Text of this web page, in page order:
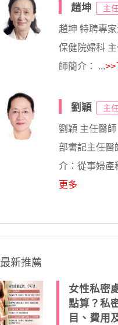
趙坤 主
趙坤 特聘專
保健院婦科
師簡介： ...>>
劉穎 主
劉穎 主任醫
部書記主任醫
介：從事婦產
更多
最新推薦
女性私密
點算？私
目、費用